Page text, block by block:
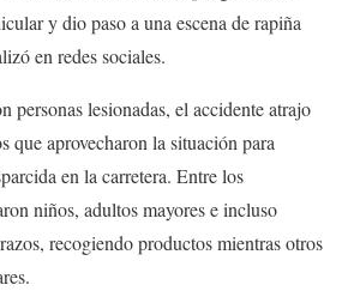
y dio paso a una escena de rapiña
en redes sociales.
personas lesionadas, el accidente atrajo
que aprovecharon la situación para
en la carretera. Entre los
niños, adultos mayores e incluso
recogiendo productos mientras otros